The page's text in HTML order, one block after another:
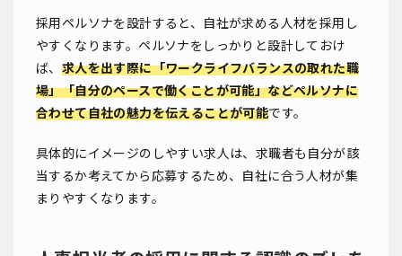
採用ペルソナを設計すると、自社が求める人材を採用し
やすくなります。ペルソナをしっかりと設計しておけ
ば、 求人を出す際に「ワークライフバランスの取れた職
場」「自分のペースで働くことが可能」などペルソナに
合わせて自社の魅力を伝えることが可能です。
具体的にイメージのしやすい求人は、求職者も自分が該
当するか考えてから応募するため、自社に合う人材が集
まりやすくなります。